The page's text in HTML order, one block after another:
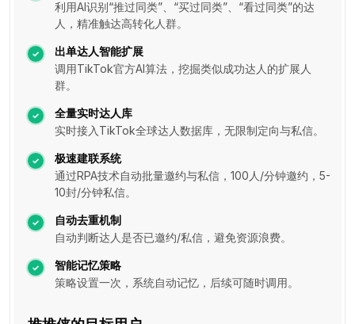
利用AI识别“推过同类”、“买过同类”、“看过同类”的达
人，精准触达高转化人群。
出单达人智能扩展
调用TikTok官方AI算法，挖掘类似成功达人的扩展人
群。
全量实时达人库
实时接入TikTok全球达人数据库，无限制定向与私信。
极速建联系统
通过RPA技术自动批量邀约与私信，100人/分钟邀约，5-
10封/分钟私信。
自动去重机制
自动判断达人是否已邀约/私信，避免资源浪费。
智能记忆策略
策略设置一次，系统自动记忆，后续可随时调用。